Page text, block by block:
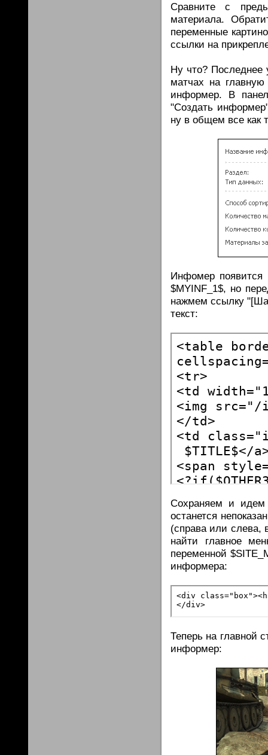
Сравните с
материала.
переменные
ссылки на
Ну что? Последнее
матчах на
информер. В
"Создать
ну в общем все как
Инфомер появится
$MYINF_1$, но
нажмем ссылку
текст:
Сохраняем и идем
останется
(справа или слева,
найти главное
переменной
информера:
Теперь на главной
информер: